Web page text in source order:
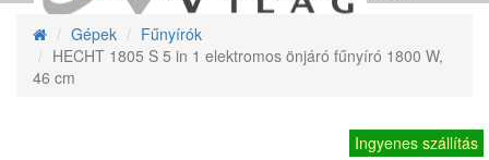
Gépek
Fűnyírók
HECHT 1805 S 5 in 1 elektromos önjáró fűnyíró 1800 W,
46 cm
Ingyenes szállítás